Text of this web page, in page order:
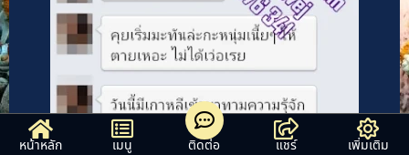
หน้าหลัก เมนู ติดต่อ แชร์ เพิ่มเติม